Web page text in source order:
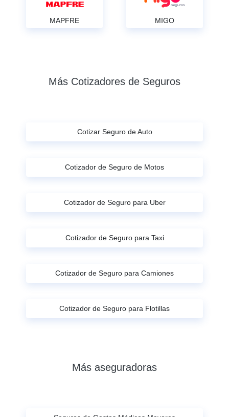
MAPFRE MIGO
Más Cotizadores de Seguros
Cotizar Seguro de Auto
Cotizador de Seguro de Motos
Cotizador de Seguro para Uber
Cotizador de Seguro para Taxi
Cotizador de Seguro para Camiones
Cotizador de Seguro para Flotillas
Más aseguradoras